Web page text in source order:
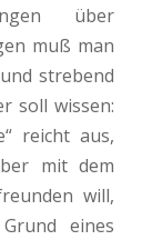
über
muß man
strebend
soll wissen:
reicht aus,
mit dem
will,
eines